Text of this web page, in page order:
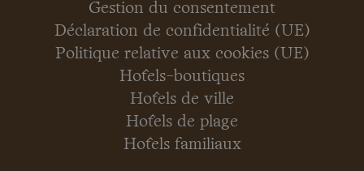
Gestion du consentement
Déclaration de confidentialité (UE)
Politique relative aux cookies (UE)
Hôtels-boutiques
Hôtels de ville
Hôtels de plage
Hôtels familiaux